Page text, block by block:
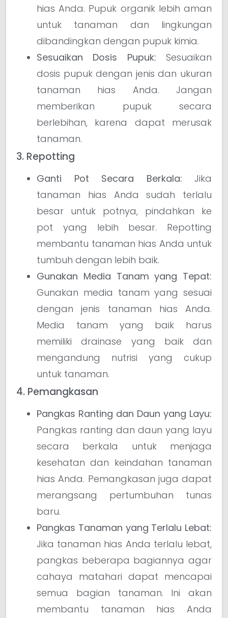
hias Anda. Pupuk organik lebih aman
untuk tanaman dan lingkungan
dibandingkan dengan pupuk kimia.
Sesuaikan Dosis Pupuk: Sesuaikan
dosis pupuk dengan jenis dan ukuran
tanaman hias Anda. Jangan
memberikan pupuk secara
berlebihan, karena dapat merusak
tanaman.
3. Repotting
Ganti Pot Secara Berkala: Jika
tanaman hias Anda sudah terlalu
besar untuk potnya, pindahkan ke
pot yang lebih besar. Repotting
membantu tanaman hias Anda untuk
tumbuh dengan lebih baik.
Gunakan Media Tanam yang Tepat:
Gunakan media tanam yang sesuai
dengan jenis tanaman hias Anda.
Media tanam yang baik harus
memiliki drainase yang baik dan
mengandung nutrisi yang cukup
untuk tanaman.
4. Pemangkasan
Pangkas Ranting dan Daun yang Layu:
Pangkas ranting dan daun yang layu
secara berkala untuk menjaga
kesehatan dan keindahan tanaman
hias Anda. Pemangkasan juga dapat
merangsang pertumbuhan tunas
baru.
Pangkas Tanaman yang Terlalu Lebat:
Jika tanaman hias Anda terlalu lebat,
pangkas beberapa bagiannya agar
cahaya matahari dapat mencapai
semua bagian tanaman. Ini akan
membantu tanaman hias Anda